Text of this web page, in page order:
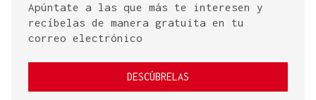
Apúntate a las que más te interesen y
recíbelas de manera gratuita en tu
correo electrónico
DESCÚBRELAS